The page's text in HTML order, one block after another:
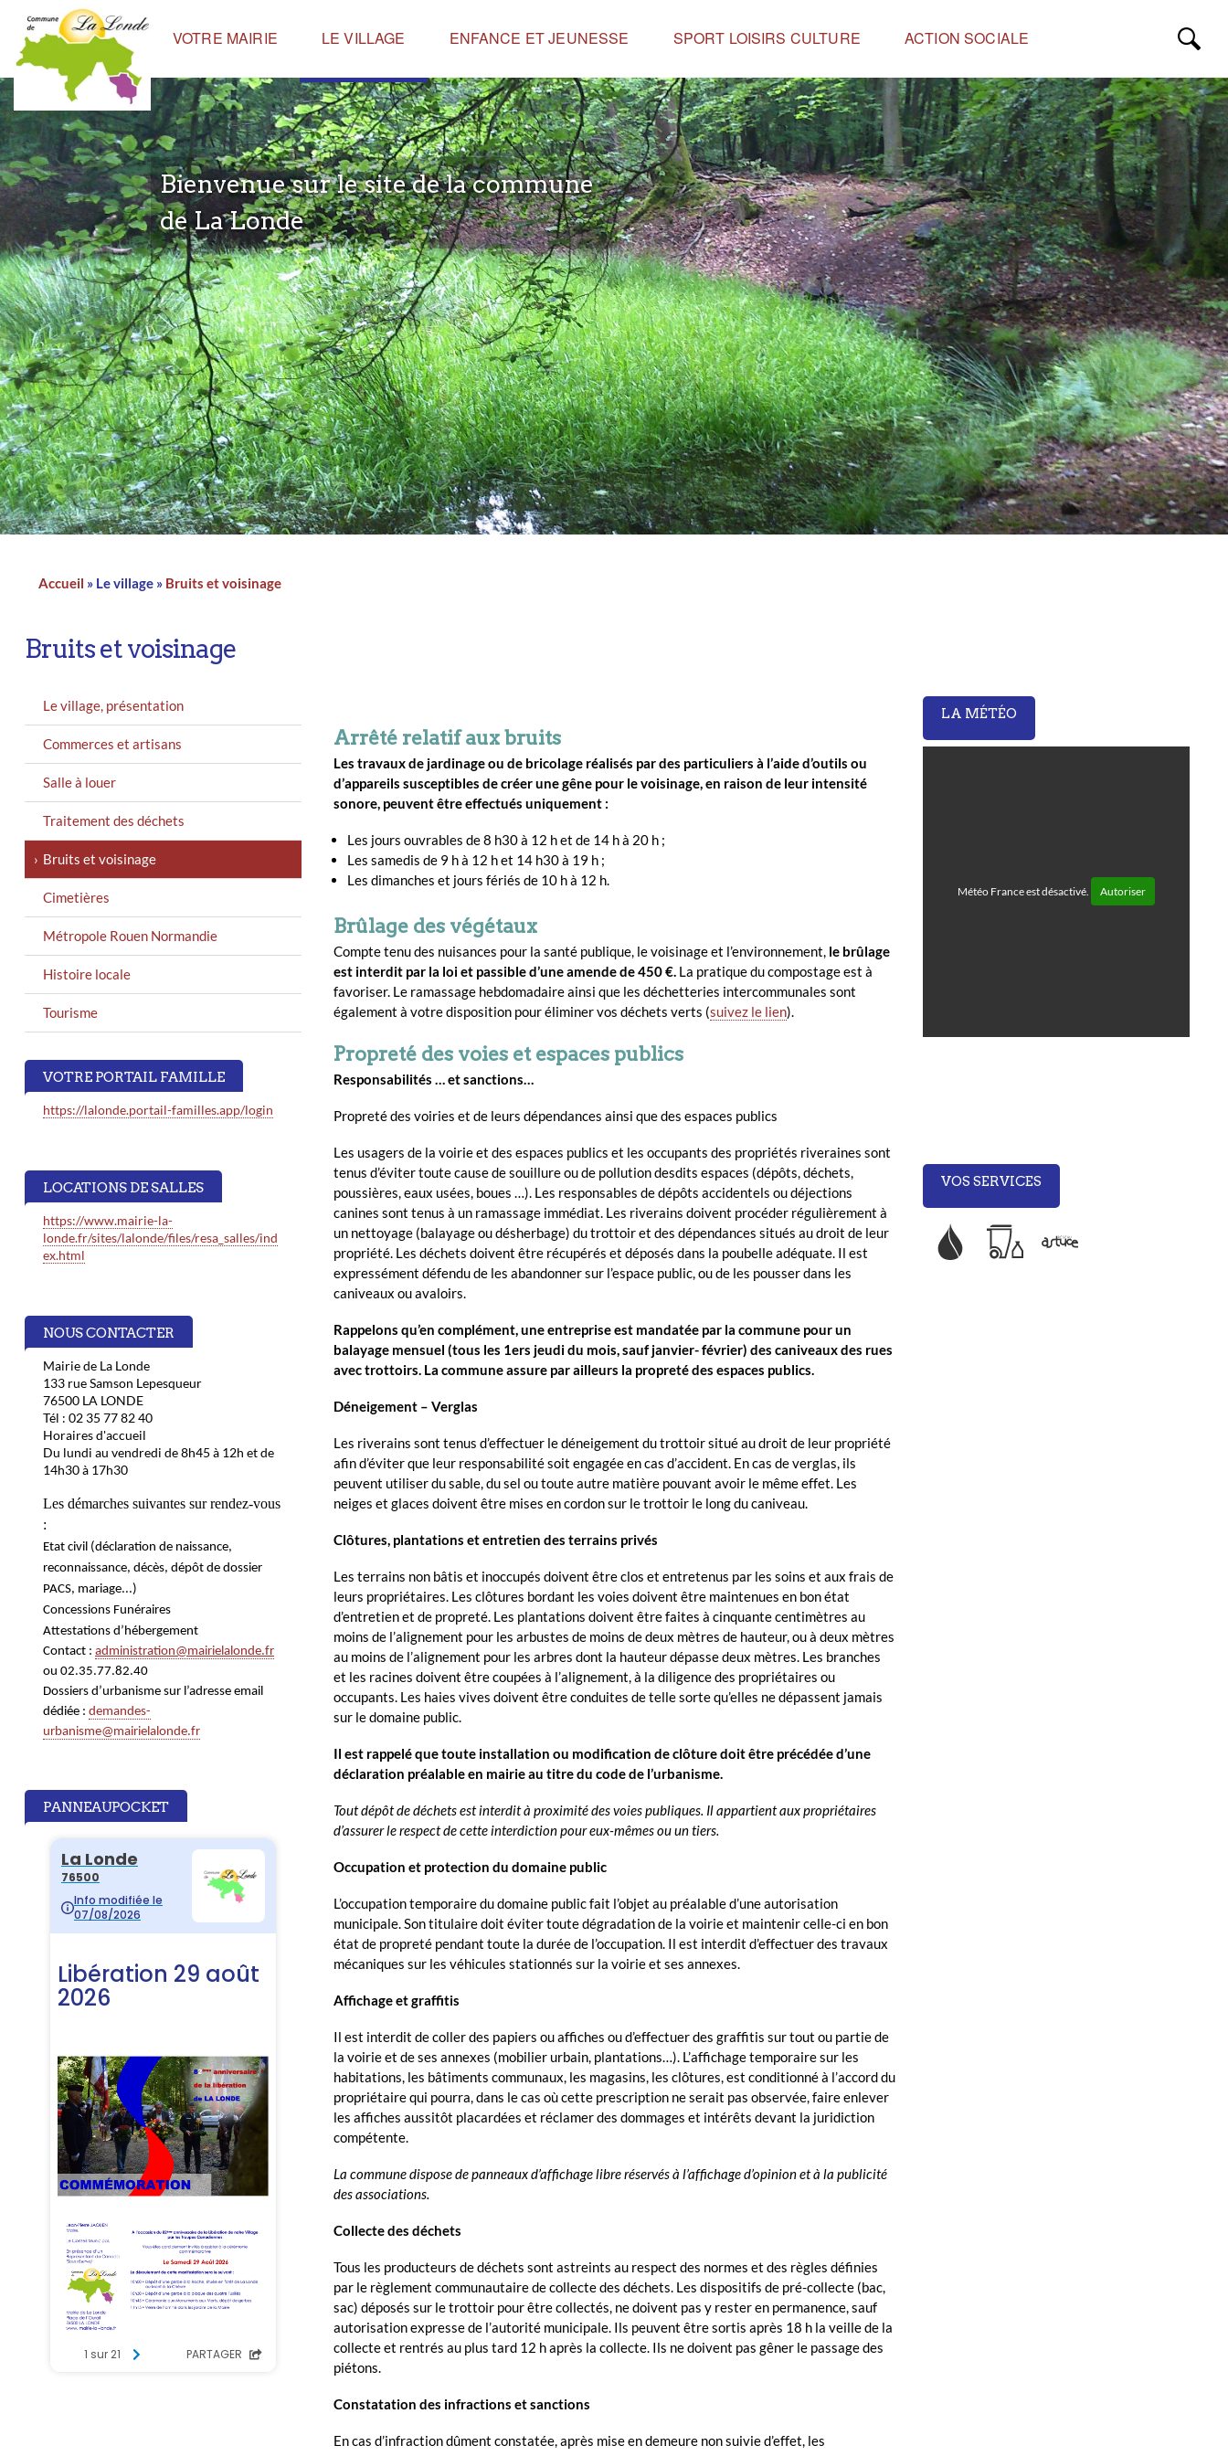
Bienvenue sur le site de la commune
de La Londe
VOTRE MAIRIE LE VILLAGE ENFANCE ET JEUNESSE SPORT LOISIRS CULTURE ACTION SOCIALE
Accueil Le village Bruits et voisinage
Bruits et voisinage
Arrêté relatif aux bruits
Les travaux de jardinage ou de bricolage réalisés par des particuliers à l’aide d’outils ou
d’appareils susceptibles de créer une gêne pour le voisinage, en raison de leur intensité
sonore, peuvent être effectués uniquement :
Les jours ouvrables de 8 h30 à 12 h et de 14 h à 20 h ;
Les samedis de 9 h à 12 h et 14 h30 à 19 h ;
Les dimanches et jours fériés de 10 h à 12 h.
Brûlage des végétaux
Compte tenu des nuisances pour la santé publique, le voisinage et l’environnement, le brûlage
est interdit par la loi et passible d’une amende de 450 €. La pratique du compostage est à
favoriser. Le ramassage hebdomadaire ainsi que les déchetteries intercommunales sont
également à votre disposition pour éliminer vos déchets verts (suivez le lien).
Propreté des voies et espaces publics
Responsabilités … et sanctions…
Propreté des voiries et de leurs dépendances ainsi que des espaces publics
Les usagers de la voirie et des espaces publics et les occupants des propriétés riveraines sont
tenus d’éviter toute cause de souillure ou de pollution desdits espaces (dépôts, déchets,
poussières, eaux usées, boues …). Les responsables de dépôts accidentels ou déjections
canines sont tenus à un ramassage immédiat. Les riverains doivent procéder régulièrement à
un nettoyage (balayage ou désherbage) du trottoir et des dépendances situés au droit de leur
propriété. Les déchets doivent être récupérés et déposés dans la poubelle adéquate. Il est
expressément défendu de les abandonner sur l’espace public, ou de les pousser dans les
caniveaux ou avaloirs.
Rappelons qu’en complément, une entreprise est mandatée par la commune pour un
balayage mensuel (tous les 1ers jeudi du mois, sauf janvier- février) des caniveaux des rues
avec trottoirs. La commune assure par ailleurs la propreté des espaces publics.
Déneigement – Verglas
Les riverains sont tenus d’effectuer le déneigement du trottoir situé au droit de leur propriété
afin d’éviter que leur responsabilité soit engagée en cas d’accident. En cas de verglas, ils
peuvent utiliser du sable, du sel ou toute autre matière pouvant avoir le même effet. Les
neiges et glaces doivent être mises en cordon sur le trottoir le long du caniveau.
Clôtures, plantations et entretien des terrains privés
Les terrains non bâtis et inoccupés doivent être clos et entretenus par les soins et aux frais de
leurs propriétaires. Les clôtures bordant les voies doivent être maintenues en bon état
d’entretien et de propreté. Les plantations doivent être faites à cinquante centimètres au
moins de l’alignement pour les arbustes de moins de deux mètres de hauteur, ou à deux mètres
au moins de l’alignement pour les arbres dont la hauteur dépasse deux mètres. Les branches
et les racines doivent être coupées à l’alignement, à la diligence des propriétaires ou
occupants. Les haies vives doivent être conduites de telle sorte qu’elles ne dépassent jamais
sur le domaine public.
Il est rappelé que toute installation ou modification de clôture doit être précédée d’une
déclaration préalable en mairie au titre du code de l’urbanisme.
Tout dépôt de déchets est interdit à proximité des voies publiques. Il appartient aux propriétaires
d’assurer le respect de cette interdiction pour eux-mêmes ou un tiers.
Occupation et protection du domaine public
L’occupation temporaire du domaine public fait l’objet au préalable d’une autorisation
municipale. Son titulaire doit éviter toute dégradation de la voirie et maintenir celle-ci en bon
état de propreté pendant toute la durée de l’occupation. Il est interdit d’effectuer des travaux
mécaniques sur les véhicules stationnés sur la voirie et ses annexes.
Affichage et graffitis
Il est interdit de coller des papiers ou affiches ou d’effectuer des graffitis sur tout ou partie de
la voirie et de ses annexes (mobilier urbain, plantations…). L’affichage temporaire sur les
habitations, les bâtiments communaux, les magasins, les clôtures, est conditionné à l’accord du
propriétaire qui pourra, dans le cas où cette prescription ne serait pas observée, faire enlever
les affiches aussitôt placardées et réclamer des dommages et intérêts devant la juridiction
compétente.
La commune dispose de panneaux d’affichage libre réservés à l’affichage d’opinion et à la publicité
des associations.
Collecte des déchets
Tous les producteurs de déchets sont astreints au respect des normes et des règles définies
par le règlement communautaire de collecte des déchets. Les dispositifs de pré-collecte (bac,
sac) déposés sur le trottoir pour être collectés, ne doivent pas y rester en permanence, sauf
autorisation expresse de l’autorité municipale. Ils peuvent être sortis après 18 h la veille de la
collecte et rentrés au plus tard 12 h après la collecte. Ils ne doivent pas gêner le passage des
piétons.
Constatation des infractions et sanctions
En cas d’infraction dûment constatée, après mise en demeure non suivie d’effet, les
MENU
Le village, présentation
Commerces et artisans
Salle à louer
Traitement des déchets
Bruits et voisinage
Cimetières
Métropole Rouen Normandie
Histoire locale
Tourisme
VOTRE PORTAIL FAMILLE
https://lalonde.portail-familles.app/login
LOCATIONS DE SALLES
https://www.mairie-la-
londe.fr/sites/lalonde/files/resa_salles/ind
ex.html
NOUS CONTACTER
Mairie de La Londe
133 rue Samson Lepesqueur
76500 LA LONDE
Tél : 02 35 77 82 40
Horaires d'accueil
Du lundi au vendredi de 8h45 à 12h et de
14h30 à 17h30
Les démarches suivantes sur rendez-vous
:
Etat civil (déclaration de naissance,
reconnaissance, décès, dépôt de dossier
PACS, mariage...)
Concessions Funéraires
Attestations d’hébergement
Contact : administration@mairielalonde.fr
ou 02.35.77.82.40
Dossiers d’urbanisme sur l’adresse email
dédiée : demandes-
urbanisme@mairielalonde.fr
PANNEAUPOCKET
LA MÉTÉO
Météo France est désactivé. Autoriser
VOS SERVICES
Panneau de gestion des cookies